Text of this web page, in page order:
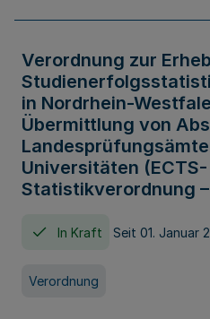
Verordnung zur
in Nordrhein-
Übermittlung von
Universitäten (ECTS-
Statistikverordnung –
In Kraft Seit 01. Januar
Verordnung